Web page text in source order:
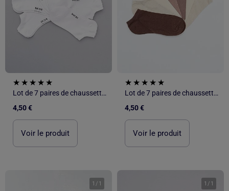
Lot de 7 paires de chaussettes invisibles
4,50 €
Voir le produit
Lot de 7 paires de chaussettes invisibles
4,50 €
Voir le produit
1 / 1 1 / 1